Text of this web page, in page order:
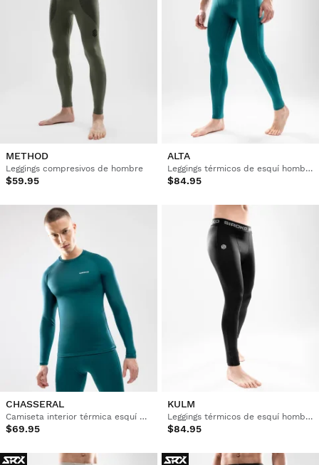
METHOD
Leggings compresivos de hombre
$59.95
ALTA
Leggings térmicos de esquí hombre
$84.95
CHASSERAL
Camiseta interior térmica esquí hombre
$69.95
KULM
Leggings térmicos de esquí hombre
$84.95